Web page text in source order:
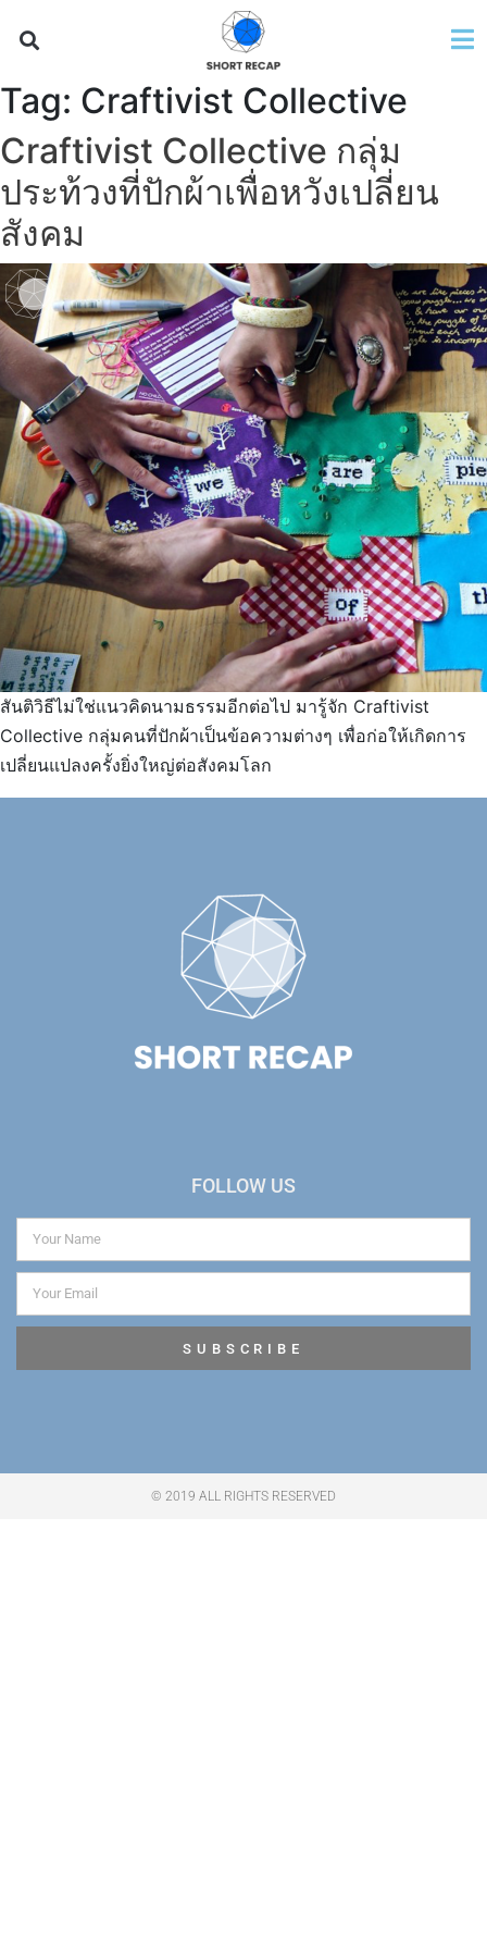
Tag: Craftivist Collective
Craftivist Collective กลุ่ม
ประท้วงที่ปักผ้าเพื่อหวังเปลี่ยน
สังคม
สันติวิธีไม่ใช่แนวคิดนามธรรมอีกต่อไป มารู้จัก Craftivist
Collective กลุ่มคนที่ปักผ้าเป็นข้อความต่างๆ เพื่อก่อให้เกิดการ
เปลี่ยนแปลงครั้งยิ่งใหญ่ต่อสังคมโลก
FOLLOW US
SUBSCRIBE
© 2019 ALL RIGHTS RESERVED​